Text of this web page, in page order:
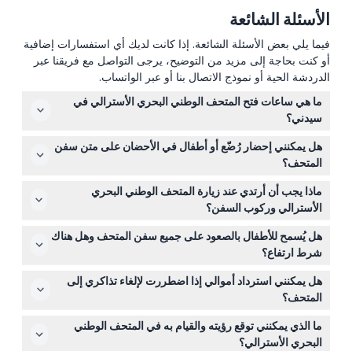
الأسئلة الشائعة
فيما يلي بعض الأسئلة الشائعة. إذا كانت لديك أي استفسارات إضافية
أو كنت بحاجة إلى مزيد من التوضيح، يرجى التواصل مع فريقنا عبر
الدردشة الحية أو نموذج الاتصال بنا أو عبر الواتساب.
ما هي ساعات فتح المتحف الوطني البحري الأسترالي في
سيدني؟
مع آخر صعود للسفن في الساعة 3:10 مساءً. خلال عطلات
صباحًا ويغلق في الساعة 5:00 مساءً، مع آخر صعود في الساعة
4:10 مساءً (قد تتغير الأوقات - يرجى التأكد عند الحجز).
هل يمكنني إحضار رُضّع أو أطفال في الأحضان على متن سفن
المتحف؟
لأسباب تتعلق بالسلامة، لا يُسمح للبالغين بحمل الرُضّع أو
الأطفال في الأحضان على أي من سفن المتحف.
ماذا يجب أن أرتدي عند زيارة المتحف الوطني البحري
الأسترالي وركوب السفن؟
من الأفضل ارتداء أحذية مغطاة، مسطحة ومريحة. لا يُسمح
بالأحذية ذات الكعوب العالية على السفن، وينصح بعدم ارتداء
الأحذية المفتوحة الأصابع، الصنادل، أو النعال من أجل سلامتك.
هل يُسمح للأطفال بالصعود على جميع سفن المتحف وهل هناك
شرط ارتفاع؟
يجب أن يكون الأطفال طولاهم 90 سم على الأقل للصعود على
نسخة HMB إنديفور، الغواصة HMAS أونسلو، وبعض السفن
برفقة شخص بالغ عند صعود أي سفينة.
هل يمكنني استرداد أموالي إذا اضطررت لإلغاء تذاكري إلى
المتحف؟
التذاكر غير قابلة للاسترداد ولا يمكن إلغاؤها، لذا تأكد من
استخدامها في التاريخ والوقت المحجوزين.
ما الذي يمكنني توقع رؤيته والقيام به في المتحف الوطني
البحري الأسترالي؟